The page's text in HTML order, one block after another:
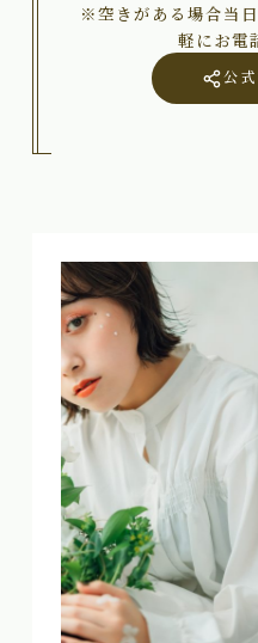
※空きがある場合当
軽にお電
公